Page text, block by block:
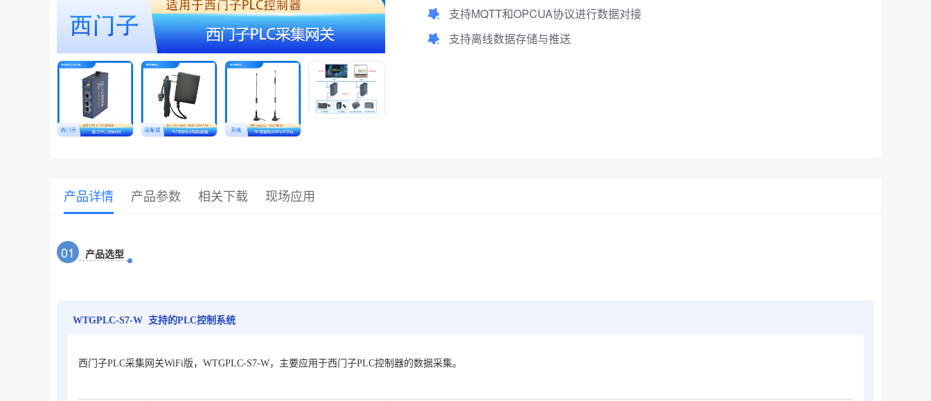
支持MQTT和OPCUA协议进行数据对接
支持离线数据存储与推送
产品详情 产品参数 相关下载 现场应用
01 产品选型
WTGPLC-S7-W 支持的PLC控制系统
西门子PLC采集网关WiFi版，WTGPLC-S7-W，主要应用于西门子PLC控制器的数据采集。